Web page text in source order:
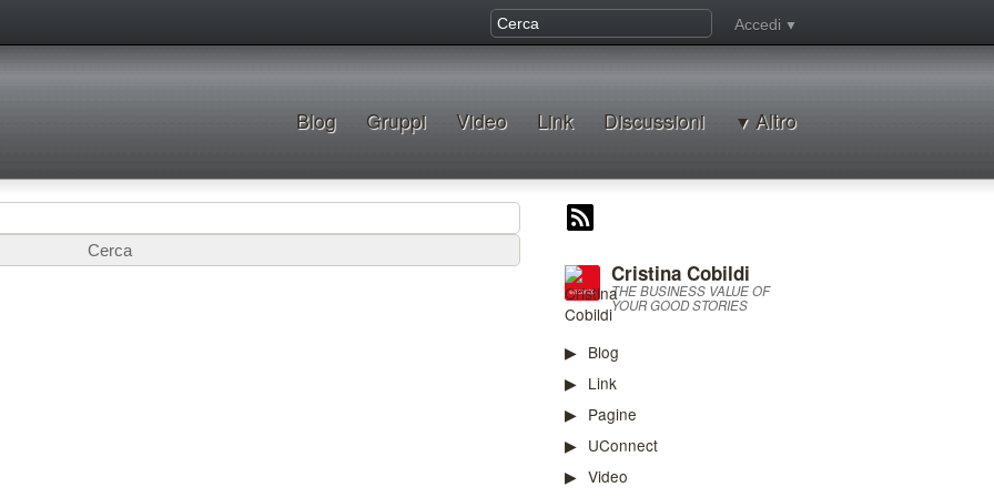
Accedi
Blog Gruppi Video Link Discussioni Altro
Cristina Cobildi
THE BUSINESS VALUE OF
YOUR GOOD STORIES
Blog
Link
Pagine
UConnect
Video